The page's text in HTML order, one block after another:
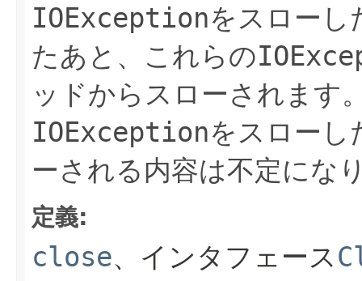
IOExceptionをスローし
たあと、これらの
ッドからスローされます
IOExceptionをスローし
ーされる内容は不定にな
定義:
close、インタフェース